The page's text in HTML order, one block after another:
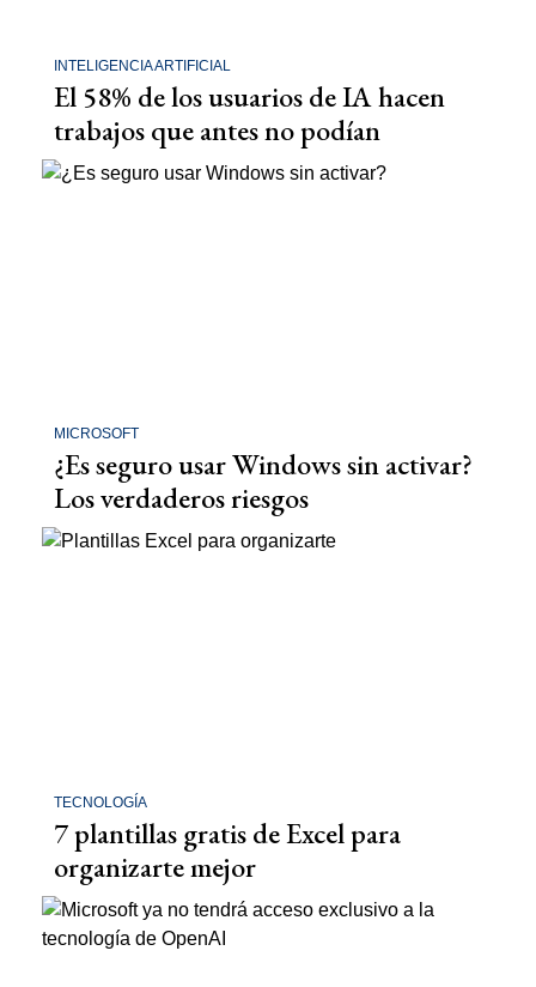
INTELIGENCIA ARTIFICIAL
El 58% de los usuarios de IA hacen
trabajos que antes no podían
MICROSOFT
¿Es seguro usar Windows sin activar?
Los verdaderos riesgos
TECNOLOGÍA
7 plantillas gratis de Excel para
organizarte mejor